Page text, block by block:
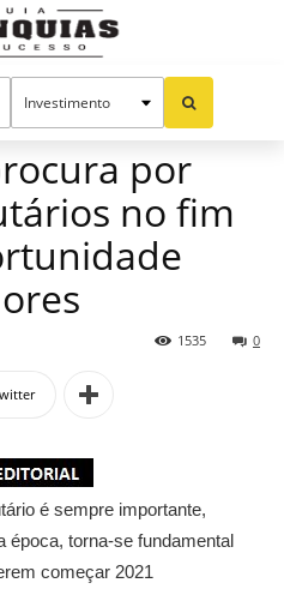
por
no fim
0
1535
é sempre importante,
época, torna-se fundamental
começar 2021